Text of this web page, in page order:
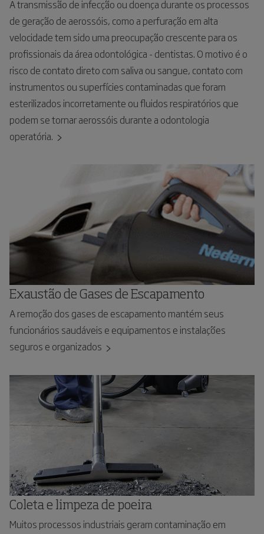
A transmissão de infecção ou doença durante os processos
de geração de aerossóis, como a perfuração em alta
velocidade tem sido uma preocupação crescente para os
profissionais da área odontológica - dentistas. O motivo é o
risco de contato direto com saliva ou sangue, contato com
instrumentos ou superfícies contaminadas que foram
esterilizados incorretamente ou fluidos respiratórios que
podem se tornar aerossóis durante a odontologia
operatória.
Exaustão de Gases de Escapamento
A remoção dos gases de escapamento mantém seus
funcionários saudáveis e equipamentos e instalações
seguros e organizados
Coleta e limpeza de poeira
Muitos processos industriais geram contaminação em